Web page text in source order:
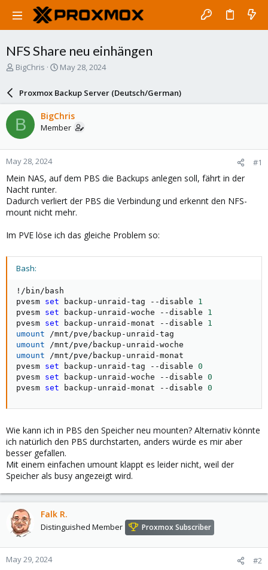
NFS Share neu einhängen
T
a
d
s
t
a
r
t
e
r
BigChris
S
r
d
a
e
May 28, 2024
Proxmox Backup Server (Deutsch/German)
B BigChris
Member
May 28, 2024 #1
Mein NAS, auf dem PBS die Backups anlegen soll, fährt in der
Nacht runter.
Dadurch verliert der PBS die Verbindung und erkennt den NFS-
mount nicht mehr.
Im PVE löse ich das gleiche Problem so:
Bash:
! /bin/bash
pvesm set backup-unraid-tag --disable 1
pvesm set backup-unraid-woche --disable 1
pvesm set backup-unraid-monat --disable 1
umount
umount
umount /mnt/pve/backup-unraid-monat
pvesm set backup-unraid-tag --disable 0
pvesm set backup-unraid-woche --disable 0
pvesm set backup-unraid-monat --disable 0
Wie kann ich in PBS den Speicher neu mounten? Alternativ könnte
ich natürlich den PBS durchstarten, anders würde es mir aber
besser gefallen.
Mit einem einfachen umount klappt es leider nicht, weil der
Speicher als busy angezeigt wird.
Falk R.
Distinguished Member Proxmox Subscriber
May 29, 2024 #2